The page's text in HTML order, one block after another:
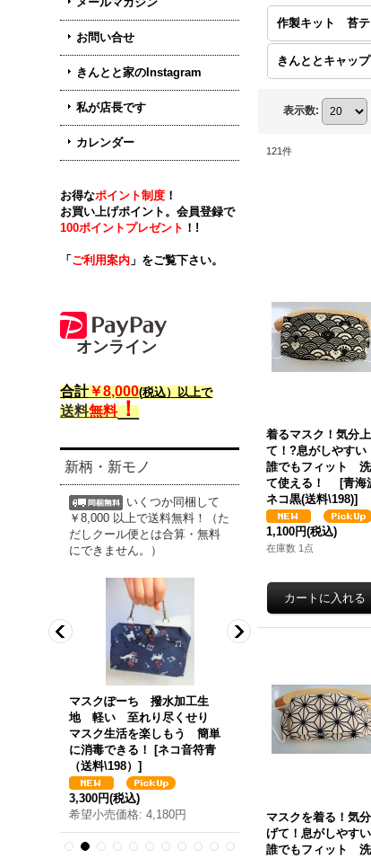
お問い合せ
きんとと家のInstagram
私が店長です
カレンダー
お得なポイント制度 ！
お買い上げポイント。会員登録で
100ポイントプレゼント ！!
「 ご利用案内 」をご覧下さい。
オンライン
合計￥8,000(税込）以上で
送料無料！
新柄・新モノ
いくつか同梱して
￥8,000 以上で送料無料！（た
だしクール便とは合算・無料
にできません。）
マスクぽーち 撥水加工生
地 軽い 至れり尽くせり
マスク生活を楽しもう 簡単
に消毒できる！
[ネコ音符青
（送料\198）]
3,300円(税込)
希望小売価格: 4,180円
マスクぽーち 撥水加
地 軽い 至れり尽く
マスク生活を楽しもう
希望小売価格: 4,180円
表示数:
121件
着るマスク！気分
て！?息がしやすい
誰でもフィット
て使える！
[青海
ネコ黒(送料\198)]
1,100円(税込)
在庫数 1点
マスクを着る！気
げて！息がしやす
誰でもフィット